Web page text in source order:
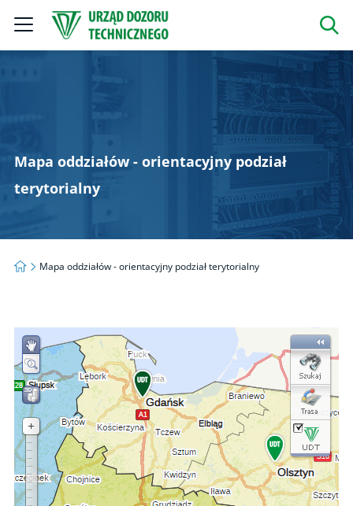
Mapa oddziałów - orientacyjny podział
terytorialny
Strona główna
Mapa oddziałów - orientacyjny podział terytorialny